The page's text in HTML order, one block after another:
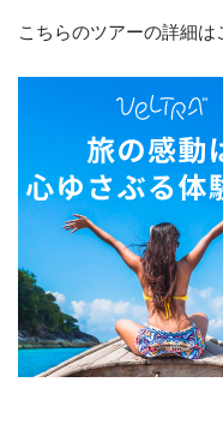
こちらのツアーの詳細は